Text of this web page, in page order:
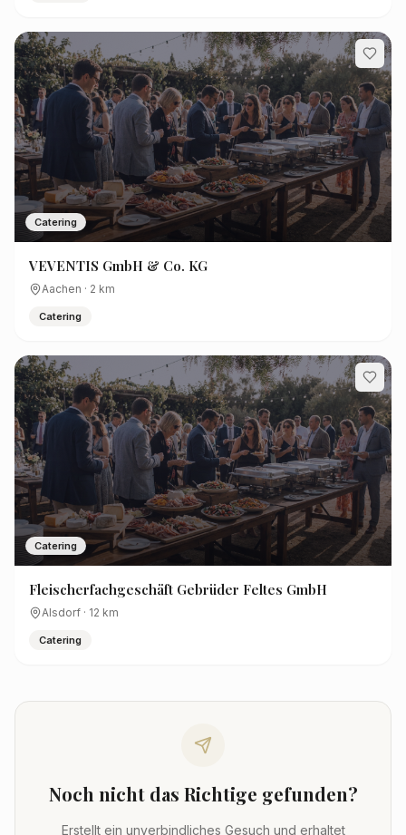
Catering
VEVENTIS GmbH & Co. KG
Aachen · 2 km
Catering
Catering
Fleischerfachgeschäft Gebrüder Feltes GmbH
Alsdorf · 12 km
Catering
Noch nicht das Richtige gefunden?
Erstellt ein unverbindliches Gesuch und erhaltet